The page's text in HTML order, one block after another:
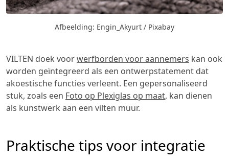
Afbeelding: Engin_Akyurt / Pixabay
VILTEN doek voorwerfborden voor aannemers kan ook
worden geïntegreerd als een ontwerpstatement dat
akoestische functies verleent. Een gepersonaliseerd
stuk, zoals een Foto op Plexiglas op maat, kan dienen
als kunstwerk aan een vilten muur.
Praktische tips voor integratie